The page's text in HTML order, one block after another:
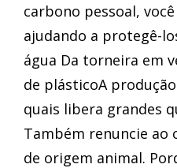
carbono pessoal,
ajudando a protegê-
água Da torneira em
de plásticoA
quais libera grandes
Também renuncie ao
de origem animal.